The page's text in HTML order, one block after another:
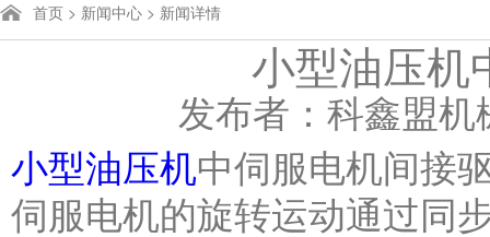
首页 > 新闻中心 > 新闻详情
小型油压机
发布者：科鑫盟
小型油压机中伺服电机间接
伺服电机的旋转运动通过同